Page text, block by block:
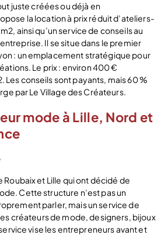
juste créées ou déjà en
la location à prix réduit d’ateliers-
ainsi qu’un service de conseils au
Il se situe dans le premier
: un emplacement stratégique pour
Le prix : environ 400 €
Les conseils sont payants, mais 60 %
par Le Village des Créateurs.
mode à Lille, Nord et
Roubaix et Lille qui ont décidé de
Cette structure n’est pas un
parler, mais un service de
créateurs de mode, designers, bijoux
vise les entrepreneurs avant et